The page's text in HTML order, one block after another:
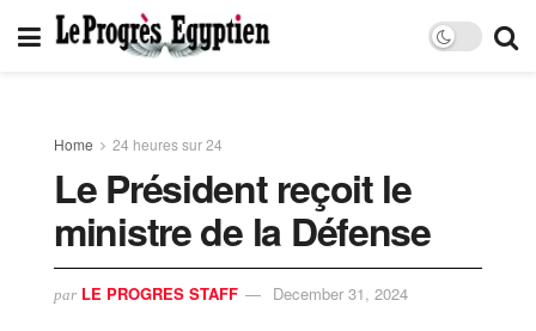
Home 24 heures sur 24
Le Président reçoit le
ministre de la Défense
par LE PROGRES STAFF December 31, 2024